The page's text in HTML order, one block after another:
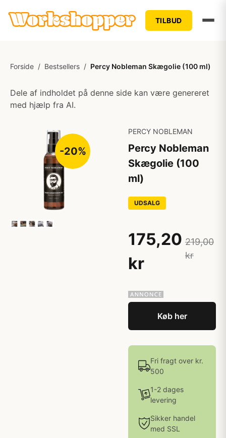
TILBUD
Forside / Bestsellers / Percy Nobleman Skægolie (100 ml)
Dele af indholdet på denne side kan være genereret
med hjælp fra AI.
-20%
PERCY NOBLEMAN
Percy Nobleman
Skægolie (100
ml)
UDSALG
175,20
kr
219,00
kr
Køb her
Fri fragt over kr.
500
1-2 dages
levering
Sikker handel
med SSL